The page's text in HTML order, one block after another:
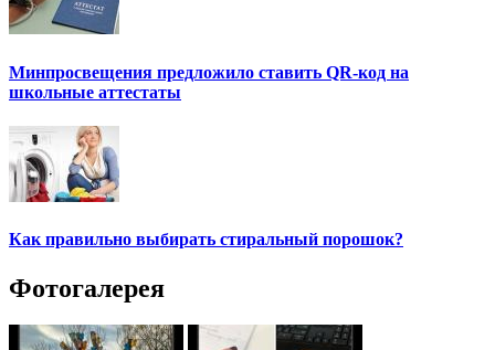
Минпросвещения предложило ставить QR-код на
школьные аттестаты
Как правильно выбирать стиральный порошок?
Фотогалерея